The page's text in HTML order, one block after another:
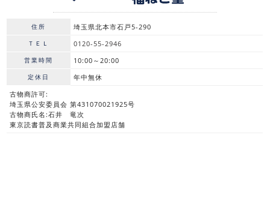
住所 埼玉県北本市石戸5-290
ＴＥＬ 0120-55-2946
営業時間 10:00～20:00
定休日
年中無休
古物商許可:
埼玉県公安委員会 第431070021925号
古物商氏名:石井 竜次
東京読書普及商業共同組合加盟店舗